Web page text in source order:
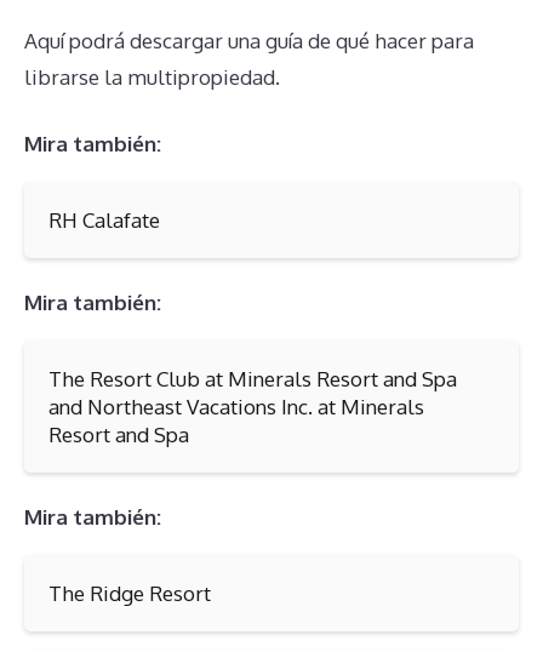
Aquí podrá descargar una guía de qué hacer para
librarse la multipropiedad.
Mira también:
RH Calafate
Mira también:
The Resort Club at Minerals Resort and Spa
and Northeast Vacations Inc. at Minerals
Resort and Spa
Mira también:
The Ridge Resort